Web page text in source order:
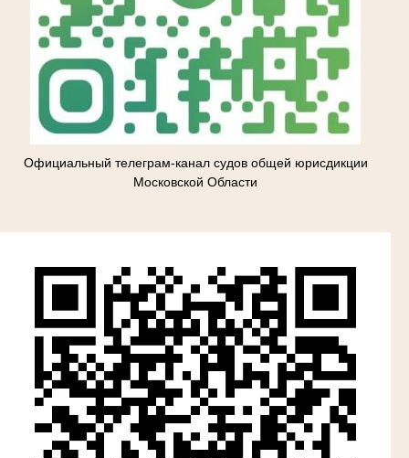
Официальный телеграм-канал судов общей юрисдикции
Московской Области